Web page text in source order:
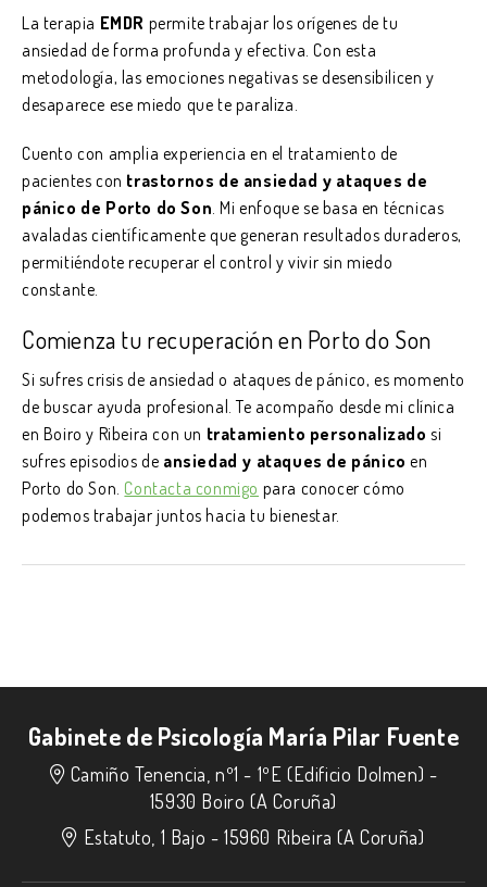
La terapia EMDR permite trabajar los orígenes de tu
ansiedad de forma profunda y efectiva. Con esta
metodología, las emociones negativas se desensibilicen y
desaparece ese miedo que te paraliza.
Cuento con amplia experiencia en el tratamiento de
pacientes con trastornos de ansiedad y ataques de
pánico de Porto do Son. Mi enfoque se basa en técnicas
avaladas científicamente que generan resultados duraderos,
permitiéndote recuperar el control y vivir sin miedo
constante.
Comienza tu recuperación en Porto do Son
Si sufres crisis de ansiedad o ataques de pánico, es momento
de buscar ayuda profesional. Te acompaño desde mi clínica
en Boiro y Ribeira con un tratamiento personalizadosi
sufres episodios de ansiedad y ataques de pánico en
Porto do Son. Contacta conmigo para conocer cómo
podemos trabajar juntos hacia tu bienestar.
Gabinete de Psicología María Pilar Fuente
Camiño Tenencia, nº1 - 1ºE (Edificio Dolmen) -
15930 Boiro (A Coruña)
Estatuto, 1 Bajo -15960 Ribeira (A Coruña)